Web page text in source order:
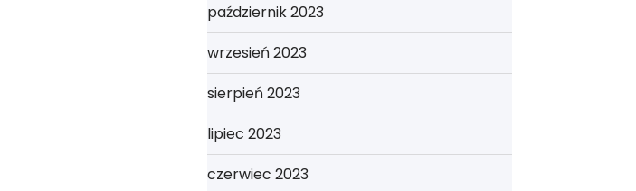
październik 2023
wrzesień 2023
sierpień 2023
lipiec 2023
czerwiec 2023